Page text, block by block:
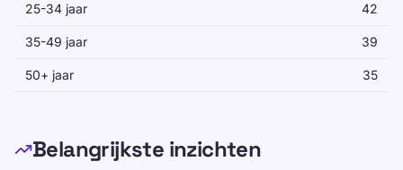
leeftijdsgemiddelde.
Methodologie nota
TypeLab wanneer onderzoek geen
25-34 jaar 42
35-49 jaar 39
50+ jaar 35
Belangrijkste inzichten